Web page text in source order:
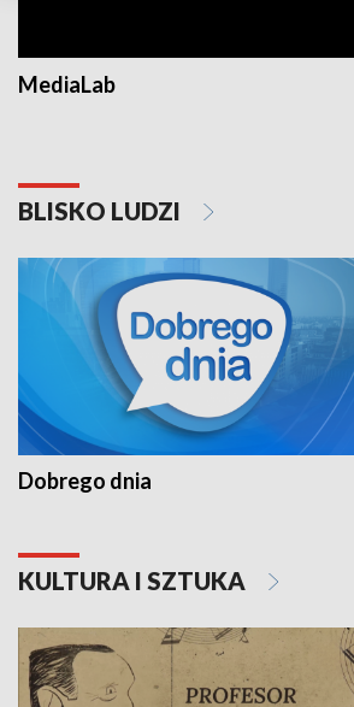
MediaLab
BLISKO LUDZI
Dobrego dnia
KULTURA I SZTUKA